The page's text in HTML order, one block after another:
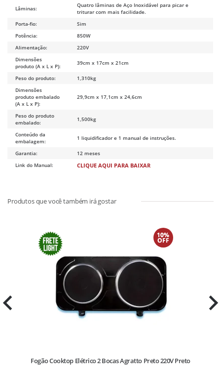
Lâminas:
Quatro lâminas de Aço Inoxidável para picar e
triturar com mais facilidade.
Porta-fio:
Sim
Potência:
850W
Alimentação:
220V
Dimensões
produto (A x L x P):
39cm x 17cm x 21cm
Peso do produto:
1,310kg
Dimensões
produto embalado
(A x L x P):
29,9cm x 17,1cm x 24,6cm
Peso do produto
embalado:
1,500kg
Conteúdo da
embalagem:
1 liquidificador e 1 manual de instruções.
Garantia:
12 meses
Link do Manual:
CLIQUE AQUI PARA BAIXAR
10%
OFF
Fogão Cooktop Elétrico 2 Bocas Agratto Preto 220V Preto